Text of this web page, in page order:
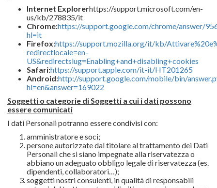
Internet Explorerhttps://support.microsoft.com/en-
us/kb/278835/it
Chrome:https://support.google.com/chrome/answer/
hl=it
Firefox:https://support.mozilla.org/it/kb/
redirectlocale=en-
US&redirectslug=Enabling+and+disabling+cookies
Safari:https://support.apple.com/it-it/HT201265
Android:http://support.google.com/mobile/bin/
hl=en&answer=169022
Soggetti o categorie di Soggetti a cui i dati possono
essere comunicati
I dati Personali potranno essere condivisi con:
amministratore e soci;
persone autorizzate dal titolare al trattamento dei Dati
Personali che si siano impegnate alla riservatezza o
abbiano un adeguato obbligo legale di riservatezza (es.
dipendenti, collaboratori…);
soggetti nostri consulenti, in qualità di responsabili